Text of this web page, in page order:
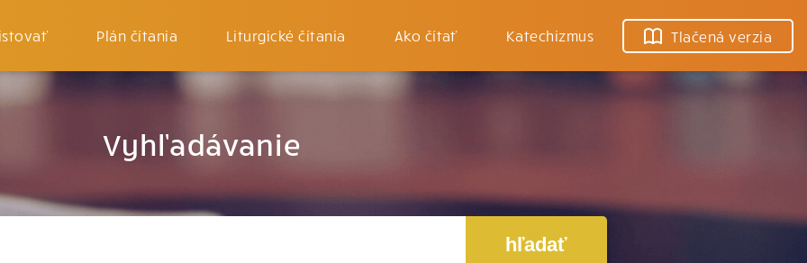
Plán čítania Liturgické čítania Ako čítať Katechizmus Tlačená verzia
Vyhľadávanie
hľadať